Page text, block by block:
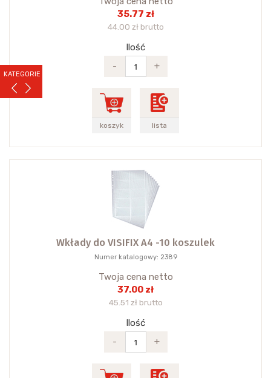
KATEGORIE
35.77 zł
44.00 zł brutto
Ilość
-
+
koszyk lista
Wkłady do VISIFIX A4 -10 koszulek
Numer katalogowy: 2389
Twoja cena netto
37.00 zł
45.51 zł brutto
Ilość
-
+